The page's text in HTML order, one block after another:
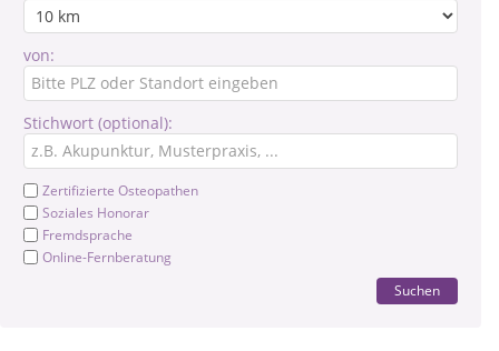
von:
Stichwort (optional):
Zertifizierte Osteopathen
Soziales Honorar
Fremdsprache
Online-Fernberatung
Suchen